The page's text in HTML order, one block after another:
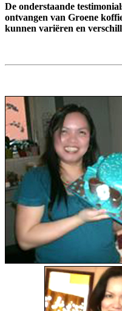
De onderstaande
ontvangen van Groene
kunnen variëren en